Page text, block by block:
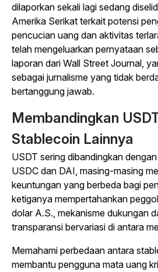
dilaporkan sekali lagi sedang
Amerika Serikat terkait potensi
pencucian uang dan aktivitas
telah mengeluarkan pernyataan
laporan dari Wall Street Journal,
sebagai jurnalisme yang tidak
bertanggung jawab.
Membandingkan
Stablecoin Lainnya
USDT sering dibandingkan
USDC dan DAI, masing-masing
keuntungan yang berbeda bagi
ketiganya mempertahankan
dolar A.S., mekanisme dukungan
transparansi bervariasi di antara
Memahami perbedaan antara
membantu pengguna mata uang